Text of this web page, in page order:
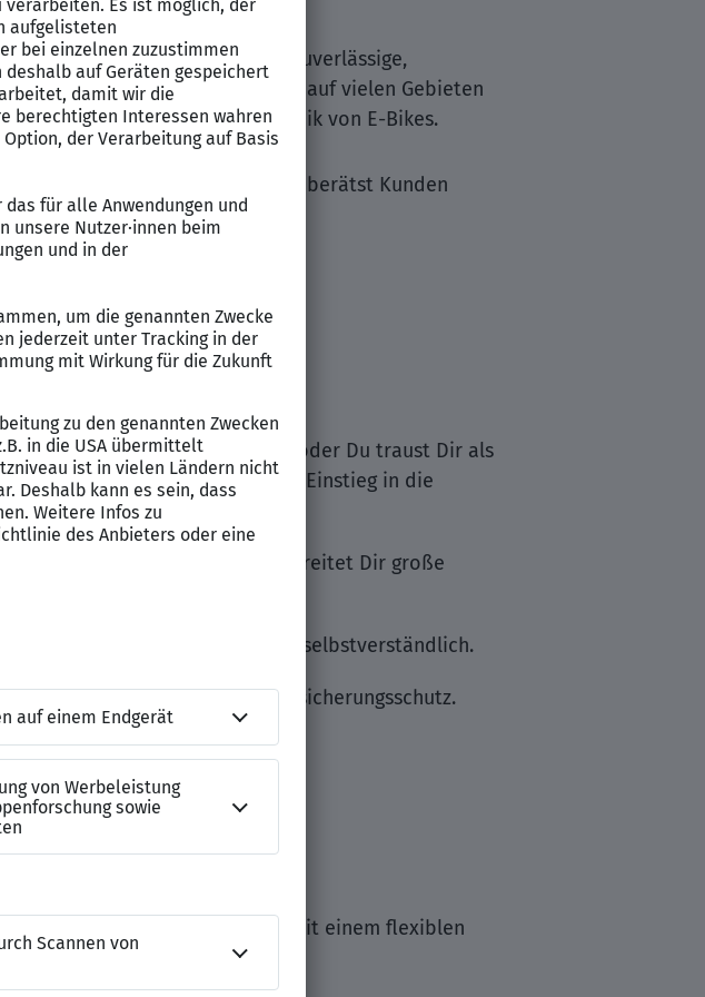
begabt sein und eine zuverlässige,
Werkstattmitarbeiter müssen auf vielen Gebieten
hin zu Wissen über die Elektronik von E-Bikes.
Fachkenntnissen glänzen und berätst Kunden
für Dich kein Problem.
/ -mechatroniker absolviert oder Du traust Dir als
handwerklichem Geschick den Einstieg in die
und der Umgang mit Kunden bereitet Dir große
im Verkauf sind für Dich selbstverständlich.
wie z. B. Pflegemittel oder Versicherungsschutz.
eine tolle Work-Live-Balance mit einem flexiblen